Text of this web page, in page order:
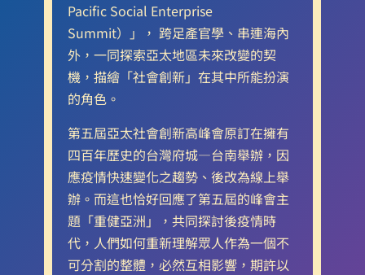
Pacific Social Enterprise
Summit）」， 跨足產官學、串連海內
外，一同探索亞太地區未來改變的契
機，描繪「社會創新」在其中所能扮演
的角色。
第五屆亞太社會創新高峰會原訂在擁有
四百年歷史的台灣府城—台南舉辦，因
應疫情快速變化之趨勢、後改為線上舉
辦。而這也恰好回應了第五屆的峰會主
題「重健亞洲」，共同探討後疫情時
代，人們如何重新理解眾人作為一個不
可分割的整體，必然互相影響，期許以